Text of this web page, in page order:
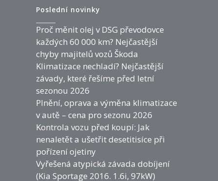
Poslední novinky
Proč měnit olej v DSG převodovce
každých 60 000 km? Nejčastější
chyby majitelů vozů Škoda
Klimatizace nechladí? Nejčastější
závady, které řešíme před letní
sezonou 2026
Plnění, oprava a výměna klimatizace
v autě – cena pro sezonu 2026
Kontrola vozu před koupí: Jak
nenaletět a ušetřit desetitisíce při
pořízení ojetiny
Vyřešená atypická závada dobíjení
(Kia Sportage 2016. 1.6i, 97kW)